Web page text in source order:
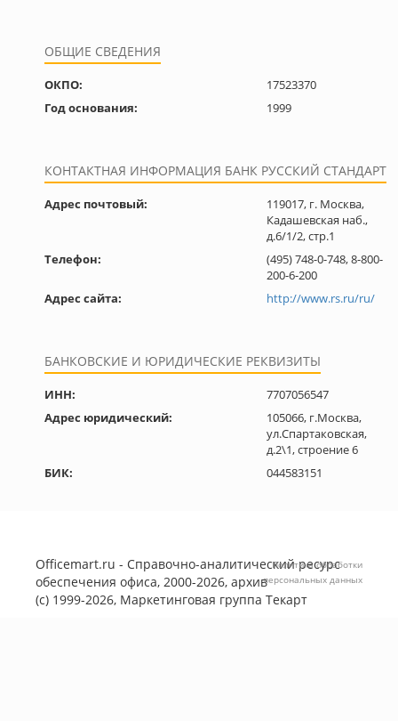
ОБЩИЕ СВЕДЕНИЯ
ОКПО:
17523370
Год основания:
1999
КОНТАКТНАЯ ИНФОРМАЦИЯ БАНК РУССКИЙ СТАНДАРТ
Адрес почтовый:
119017, г. Москва,
Кадашевская наб.,
д.6/1/2, стр.1
Телефон:
(495) 748-0-748, 8-800-
200-6-200
Адрес сайта:
http://www.rs.ru/ru/
БАНКОВСКИЕ И ЮРИДИЧЕСКИЕ РЕКВИЗИТЫ
ИНН:
7707056547
Адрес юридический:
105066, г.Москва,
ул.Спартаковская,
д.2\1, строение 6
БИК:
044583151
Officemart.ru - Справочно-аналитический ресурс
обеспечения офиса, 2000-2026, архив
(с) 1999-2026, Маркетинговая группа Текарт
Политика обработки
персональных данных